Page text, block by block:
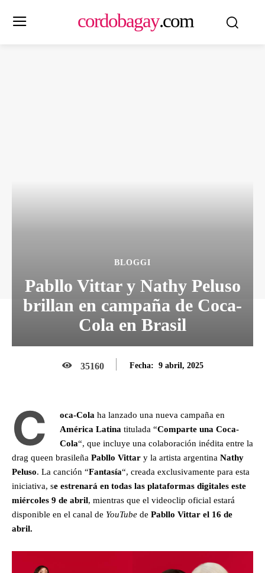
cordobagay.com
BLOGGI
Pabllo Vittar y Nathy Peluso
brillan en campaña de Coca-
Cola en Brasil
35160 Fecha: 9 abril, 2025
C oca-Cola ha lanzado una nueva campaña en
América Latina titulada “Comparte una Coca-
Cola“, que incluye una colaboración inédita entre la
drag queen brasileña Pabllo Vittar y la artista argentina Nathy
Peluso. La canción “Fantasía“, creada exclusivamente para esta
iniciativa, se estrenará en todas las plataformas digitales este
miércoles 9 de abril, mientras que el videoclip oficial estará
disponible en el canal de YouTube de Pabllo Vittar el 16 de
abril.